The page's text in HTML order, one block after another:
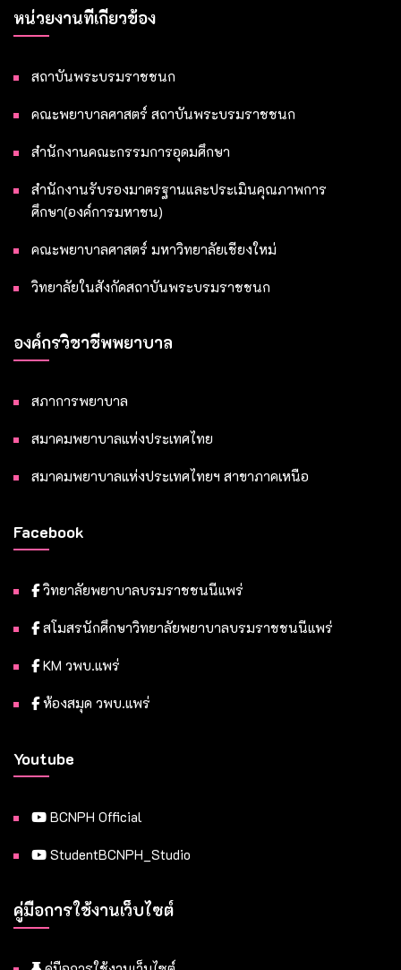
หน่วยงานที่เกี่ยวข้อง
สถาบันพระบรมราชชนก
คณะพยาบาลศาสตร์ สถาบันพระบรมราชชนก
สำนักงานคณะกรรมการอุดมศึกษา
สำนักงานรับรองมาตรฐานและประเมินคุณภาพการ
ศึกษา(องค์การมหาชน)
คณะพยาบาลศาสตร์ มหาวิทยาลัยเชียงใหม่
วิทยาลัยในสังกัดสถาบันพระบรมราชชนก
องค์กรวิชาชีพพยาบาล
สภาการพยาบาล
สมาคมพยาบาลแห่งประเทศไทย
สมาคมพยาบาลแห่งประเทศไทยฯ สาขาภาคเหนือ
Facebook
วิทยาลัยพยาบาลบรมราชชนนีแพร่
สโมสรนักศึกษาวิทยาลัยพยาบาลบรมราชชนนีแพร่
KM วพบ.แพร่
ห้องสมุด วพบ.แพร่
Youtube
BCNPH Official
StudentBCNPH_Studio
คู่มือการใช้งานเว็บไซต์